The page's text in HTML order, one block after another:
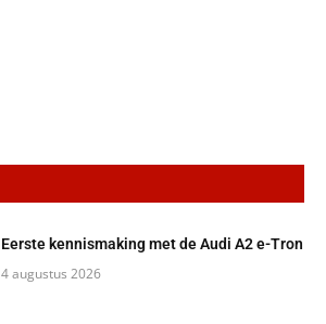
Eerste kennismaking met de Audi A2 e-Tron
4 augustus 2026